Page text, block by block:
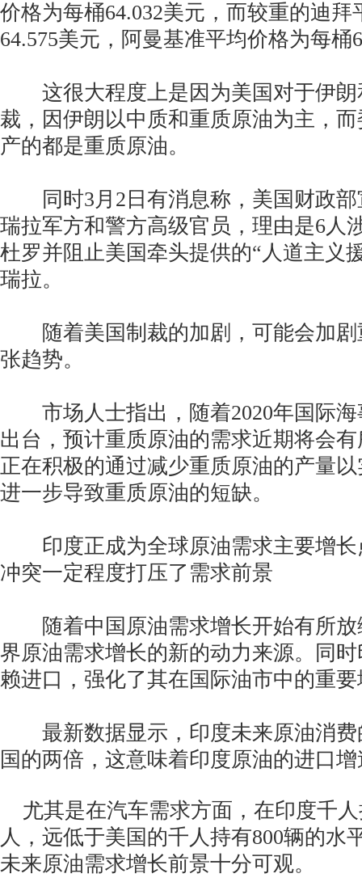
价格为每桶64.032美元，而较重的迪拜
64.575美元，阿曼基准平均价格为每桶
这很大程度上是因为美国对于伊朗
裁，因伊朗以中质和重质原油为主，
产的都是重质原油。
同时3月2日有消息称，美国财政部
瑞拉军方和警方高级官员，理由是6人
杜罗并阻止美国牵头提供的“人道主义
瑞拉。
随着美国制裁的加剧，可能会加剧
张趋势。
市场人士指出，随着2020年国际海
出台，预计重质原油的需求近期将会有
正在积极的通过减少重质原油的产量
进一步导致重质原油的短缺。
印度正成为全球原油需求主要增长
冲突一定程度打压了需求前景
随着中国原油需求增长开始有所放
界原油需求增长的新的动力来源。同
赖进口，强化了其在国际油市中的重
最新数据显示，印度未来原油消费
国的两倍，这意味着印度原油的进口
尤其是在汽车需求方面，在印度千人
人，远低于美国的千人持有800辆的水
未来原油需求增长前景十分可观。